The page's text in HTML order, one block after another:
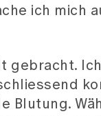
ich mich
gebracht.
Blutung.